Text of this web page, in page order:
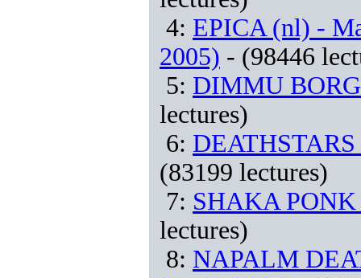
4: EPICA (nl) -
2005) - (98446
5: DIMMU
lectures)
6:
(83199 lectures)
7: SHAKA
lectures)
8: NAPALM